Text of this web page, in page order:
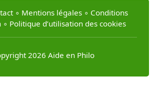
∘ Mentions légales ∘ Conditions
∘ Politique d’utilisation des cookies
2026 Aide en Philo